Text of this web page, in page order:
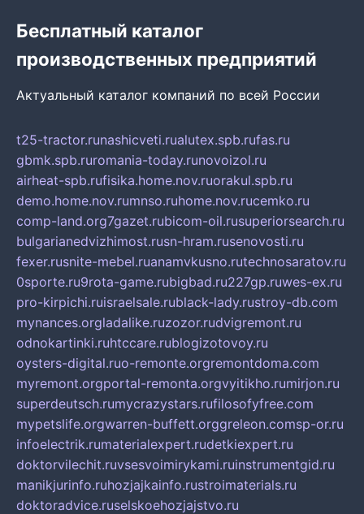
Бесплатный каталог
производственных предприятий
Актуальный каталог компаний по всей России
t25-tractor.runashicveti.rualutex.spb.rufas.ru
gbmk.spb.ruromania-today.runovoizol.ru
airheat-spb.rufisika.home.nov.ruorakul.spb.ru
demo.home.nov.rumnso.ruhome.nov.rucemko.ru
comp-land.org7gazet.rubicom-oil.rusuperiorsearch.ru
bulgarianedvizhimost.rusn-hram.rusenovosti.ru
fexer.rusnite-mebel.ruanamvkusno.rutechnosaratov.ru
0sporte.ru9rota-game.rubigbad.ru227gp.ruwes-ex.ru
pro-kirpichi.ruisraelsale.rublack-lady.rustroy-db.com
mynances.orgladalike.ruzozor.rudvigremont.ru
odnokartinki.ruhtccare.rublogizotovoy.ru
oysters-digital.ruo-remonte.orgremontdoma.com
myremont.orgportal-remonta.orgvyitikho.rumirjon.ru
superdeutsch.rumycrazystars.rufilosofyfree.com
mypetslife.orgwarren-buffett.orggreleon.comsp-or.ru
infoelectrik.rumaterialexpert.rudetkiexpert.ru
doktorvilechit.ruvsesvoimirykami.ruinstrumentgid.ru
manikjurinfo.ruhozjajkainfo.rustroimaterials.ru
doktoradvice.ruselskoehozjajstvo.ru